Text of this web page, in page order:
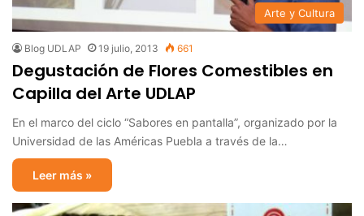
Arte y Cultura
Blog UDLAP 19 julio, 2013 661
Degustación de Flores Comestibles en
Capilla del Arte UDLAP
En el marco del ciclo “Sabores en pantalla”, organizado por la
Universidad de las Américas Puebla a través de la…
Leer más »